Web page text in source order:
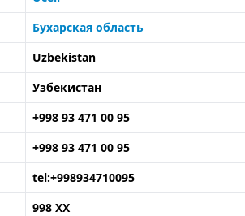
Бухарская область
Uzbekistan
Узбекистан
+998 93 471 00 95
+998 93 471 00 95
tel:+998934710095
998 XX